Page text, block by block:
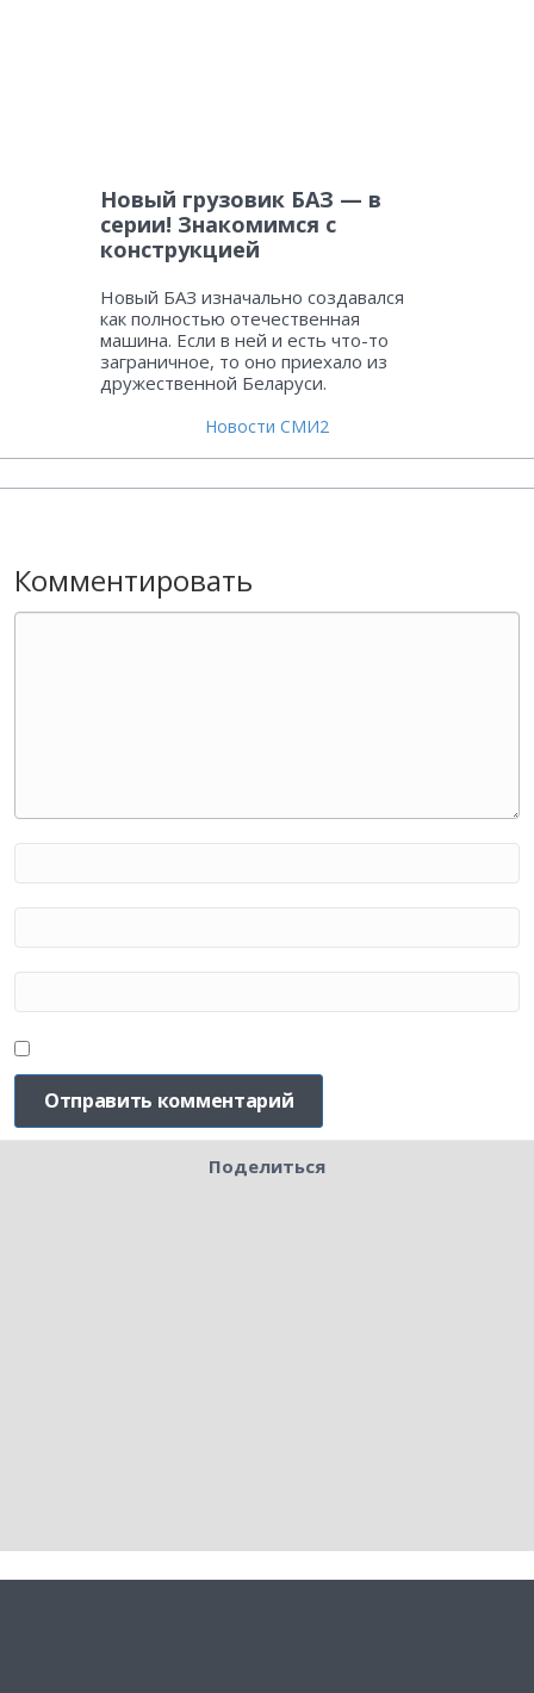
Новый грузовик БАЗ — в
серии! Знакомимся с
конструкцией
Новый БАЗ изначально создавался
как полностью отечественная
машина. Если в ней и есть что-то
заграничное, то оно приехало из
дружественной Беларуси.
Новости СМИ2
Комментировать
Поделиться